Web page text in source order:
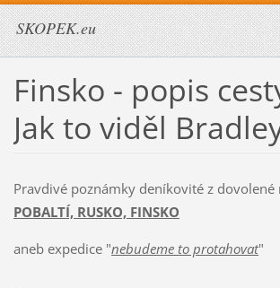
SKOPEK.eu
Finsko - popis
Jak to viděl
Pravdivé poznámky deníkovité z dovolené
POBALTÍ, RUSKO, FINSKO
aneb expedice "nebudeme to protahovat"